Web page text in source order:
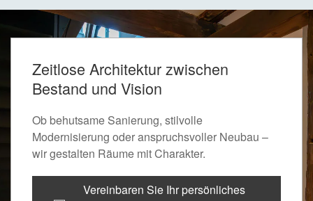
Zeitlose Architektur zwischen
Bestand und Vision
Ob behutsame Sanierung, stilvolle
Modernisierung oder anspruchsvoller Neubau –
wir gestalten Räume mit Charakter.
Vereinbaren Sie Ihr persönliches